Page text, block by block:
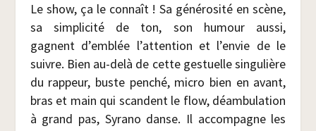
Le show, ça le connaît ! Sa géné­ro­si­té en scène,
sa sim­pli­ci­té de ton, son humour aus­si,
gagnent d’emblée l’attention et l’envie de le
suivre. Bien au-delà de cette ges­tuelle sin­gu­lière
du rap­peur, buste pen­ché, micro bien en avant,
bras et main qui scandent le flow, déam­bu­la­tion
à grand pas, Syra­no danse. Il accom­pagne les